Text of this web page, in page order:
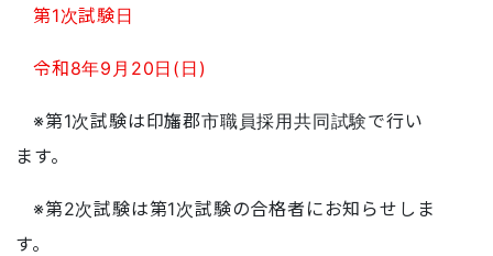
第1次試験日
令和8年9月20日(日)
※第1次試験は印旛郡市職員採用共同試験で行い
ます。
※第2次試験は第1次試験の合格者にお知らせしま
す。